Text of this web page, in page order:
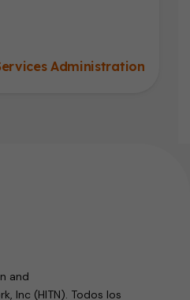
Administration
and
Inc (HITN). Todos los